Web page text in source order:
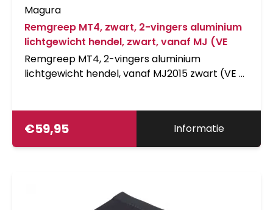
Magura
Remgreep MT4, zwart, 2-vingers aluminium
lichtgewicht hendel, zwart, vanaf MJ (VE
Remgreep MT4, 2-vingers aluminium
lichtgewicht hendel, vanaf MJ2015 zwart (VE =
€59,95 Informatie